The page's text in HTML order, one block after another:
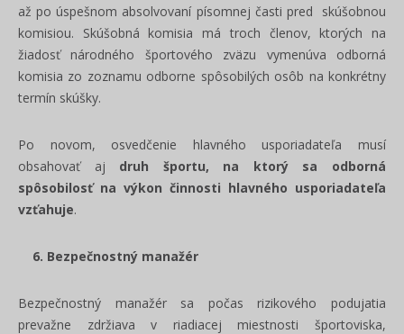
až po úspešnom absolvovaní písomnej časti pred skúšobnou
komisiou. Skúšobná komisia má troch členov, ktorých na
žiadosť národného športového zväzu vymenúva odborná
komisia zo zoznamu odborne spôsobilých osôb na konkrétny
termín skúšky.
Po novom, osvedčenie hlavného usporiadateľa musí
obsahovať aj druh športu, na ktorý sa odborná
spôsobilosť na výkon činnosti hlavného usporiadateľa
vzťahuje.
6. Bezpečnostný manažér
Bezpečnostný manažér sa počas rizikového podujatia
prevažne zdržiava v riadiacej miestnosti športoviska,